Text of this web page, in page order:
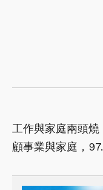
工作與家庭兩頭
顧事業與家庭，